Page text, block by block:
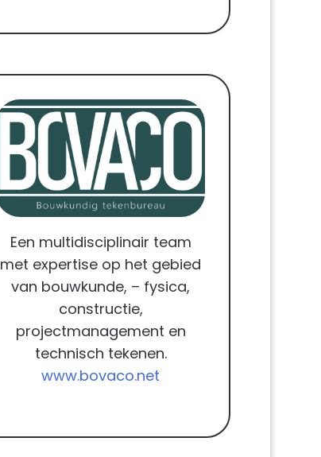
Een multidisciplinair team
met expertise op het gebied
van bouwkunde, – fysica,
constructie,
projectmanagement en
technisch tekenen.
www.bovaco.net